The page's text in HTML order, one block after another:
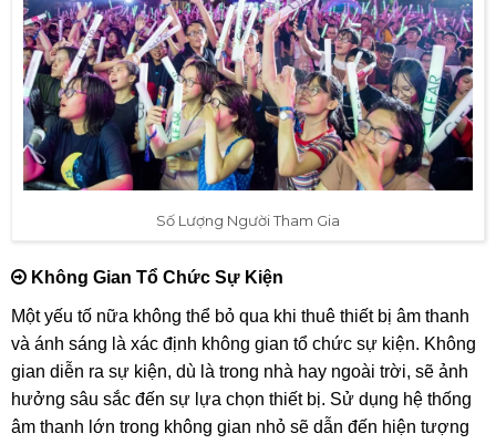
Số Lượng Người Tham Gia
Không Gian Tổ Chức Sự Kiện
Một yếu tố nữa không thể bỏ qua khi thuê thiết bị âm thanh
và ánh sáng là xác định không gian tổ chức sự kiện. Không
gian diễn ra sự kiện, dù là trong nhà hay ngoài trời, sẽ ảnh
hưởng sâu sắc đến sự lựa chọn thiết bị. Sử dụng hệ thống
âm thanh lớn trong không gian nhỏ sẽ dẫn đến hiện tượng